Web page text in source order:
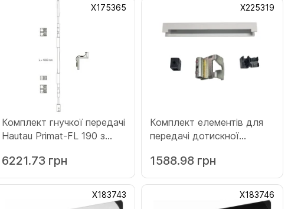
Х175365
Комплект гнучкої передачі
Hautau Primat-FL 190 з
(Х175365)
6221.73 грн
Х225319
Комплект елементів для
передачі дотискної
1588.98 грн
Х183743 Х183746